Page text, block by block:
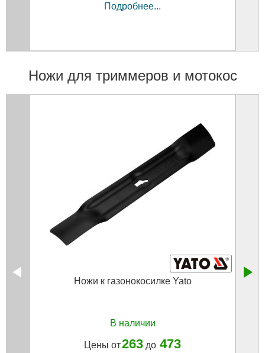
Подробнее...
Ножи для триммеров и мотокос
Ножи к газонокосилке Yato
В наличии
Цены от263 до 473
Нож